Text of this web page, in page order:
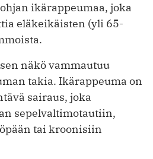
ikärappeumaa, joka
eläkeikäisten (yli 65-
näkö vammautuu
takia. Ikärappeuma on
sairaus, joka
sepelvaltimotautiin,
tai kroonisiin